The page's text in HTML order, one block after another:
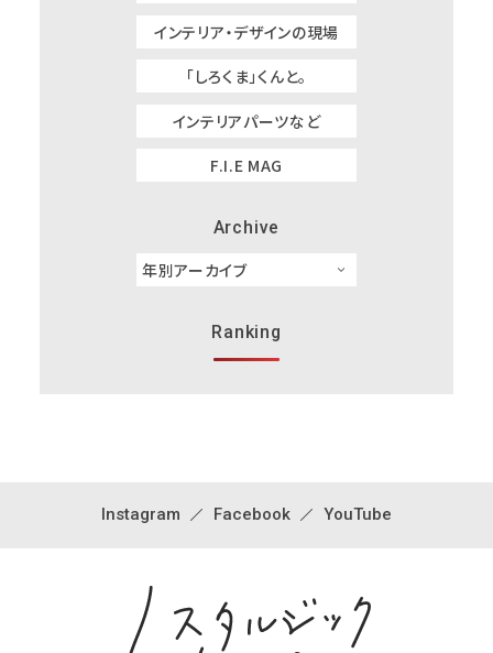
インテリア・デザインの現場
「しろくま」くんと。
インテリアパーツなど
F.I.E MAG
Archive
Ranking
Instagram Facebook YouTube